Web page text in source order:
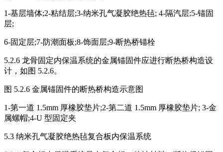
1-基层墙体;2-粘结层;3-纳米孔气凝胶绝热毡; 4-隔汽层;5-锚固
层;
6-固定层;7-防潮面板;8-饰面层;9-断热桥锚栓
5.2.6 龙骨固定内保温系统的金属锚固件应进行断热桥构造设
计，如图 5.2.6。
图 5.2.6 金属锚固件的断热桥构造示意图
1-第一道 1.5mm 厚橡胶垫片;2-第二道 1.5mm 厚橡胶垫片; 3-金
属螺帽;4-U 型固定夹
5.3 纳米孔气凝胶绝热毡复合板内保温系统